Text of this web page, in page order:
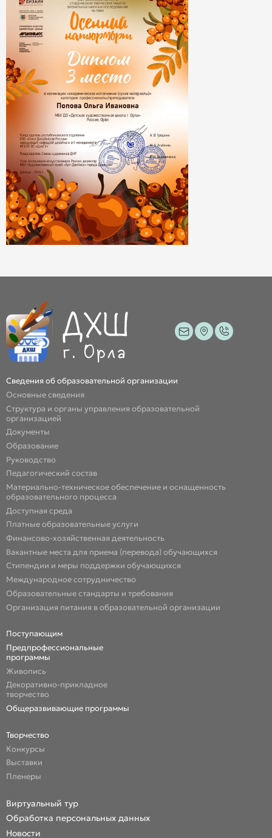
Сведения об образовательной организации
Основные сведения
Структура и органы управления образовательной
организацией
Документы
Образование
Руководство
Педагогический состав
Материально-техническое обеспечение и оснащенность
образовательного процесса
Доступная среда
Платные образовательные услуги
Финансово-хозяйственная деятельность
Вакантные места для приема (перевода) обучающихся
Стипендии и меры поддержки обучающихся
Международное сотрудничество
Образовательные стандарты и требования
Организация питания в образовательной организации
Поступающим
Предпрофессиональные
программы
Живопись
Декоративно-прикладное
творчество
Общеразвивающие программы
Творчество
Конкурсы
Выставки
Пленеры
Виртуальный тур
Обработка персональных данных
Новости